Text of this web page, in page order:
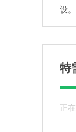
设
特
正